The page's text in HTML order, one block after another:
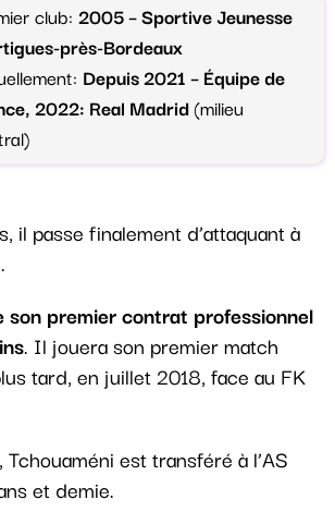
club: 2005 – Sportive Jeunesse
près-Bordeaux
Depuis 2021 – Équipe de
2022: Real Madrid(milieu
il passe finalement d’attaquant à
son premier contrat professionnel
. Il jouera son premier match
tard, en juillet 2018, face au FK
est transféré à l’AS
et demie.